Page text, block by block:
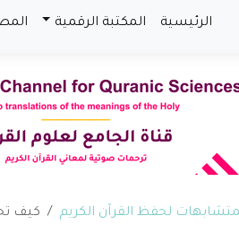
الرئيسية المكتبة الرقمية
لحفظ القرآن الكريم كيف